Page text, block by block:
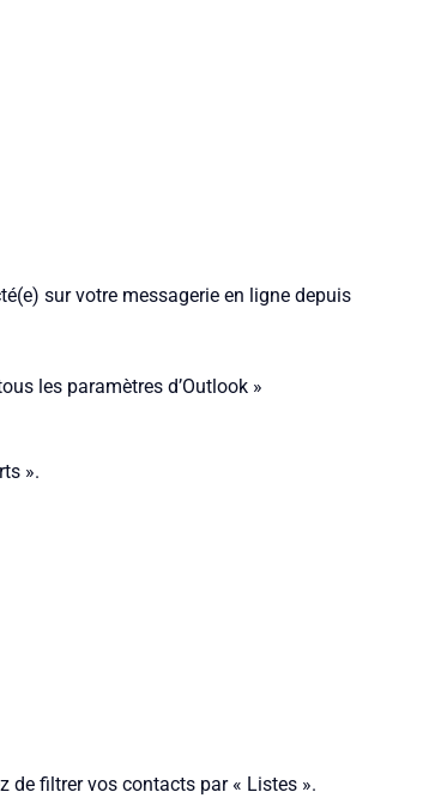
sur votre messagerie en ligne depuis
les paramètres d’Outlook »
».
de filtrer vos contacts par « Listes ».